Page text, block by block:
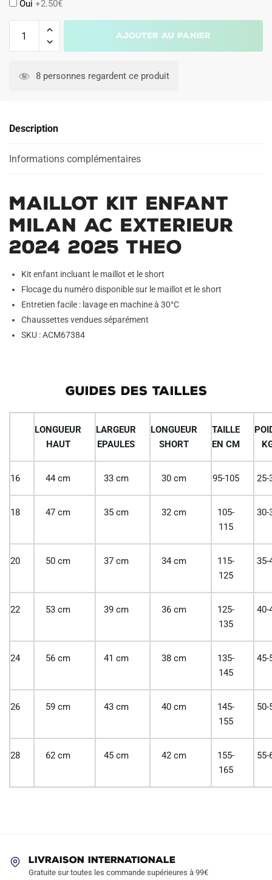
Oui +2.50€
Exterieur
2025
Ajouter au panier
n
t
e
:
8 personnes regardent ce produit
Description
Informations complémentaires
Maillot Kit Enfant
Milan AC Exterieur
2024 2025 Theo
Kit enfant incluant le maillot et le short
Flocage du numéro disponible sur le maillot et le short
Entretien facile : lavage en machine à 30°C
Chaussettes vendues séparément
SKU : ACM67384
GUIDES DES TAILLES
LONGUEUR
HAUT
LARGEUR
EPAULES
LONGUEUR
SHORT
TAILLE
EN CM
16 44 cm 33 cm 30 cm 95-105 25-
18 47 cm 35 cm 32 cm
105-
115
30-
20 50 cm 37 cm 34 cm
115-
125
35-
22 53 cm 39 cm 36 cm
125-
135
40-
24 56 cm 41 cm 38 cm
135-
145
45-
26 59 cm 43 cm 40 cm
145-
155
50-
28 62 cm 45 cm 42 cm
155-
165
55-
LIVRAISON INTERNATIONALE
Gratuite sur toutes les commande supérieures à 99€